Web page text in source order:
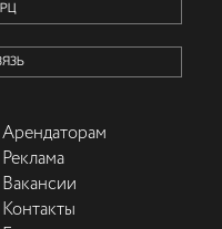
Арендаторам
Реклама
Вакансии
Контакты